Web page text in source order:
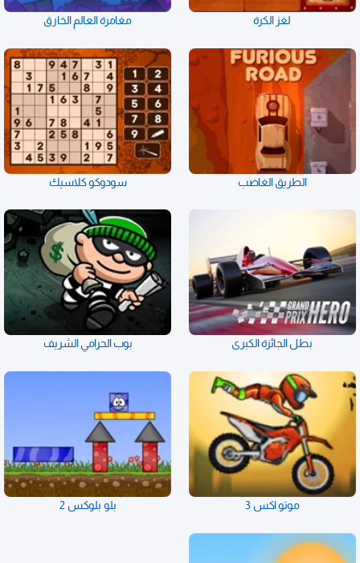
لغز الكرة مغامرة العالم الخارق
الطريق الغاضب سودوكو كلاسيك
بطل الجائزة الكبرى بوب الحرامي الشريف
موتو اكس 3 بلو بلوكس 2